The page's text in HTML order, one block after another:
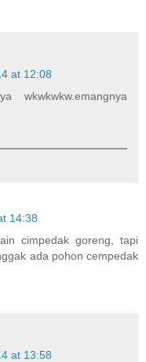
at 12:08
wkwkwkw.emangnya
14:38
cimpedak goreng, tapi
ada pohon cempedak
at 13:58